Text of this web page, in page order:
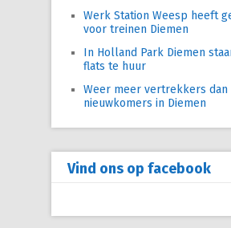
Werk Station Weesp heeft
voor treinen Diemen
In Holland Park Diemen
flats te huur
Weer meer vertrekkers dan
nieuwkomers in Diemen
Vind ons op facebook